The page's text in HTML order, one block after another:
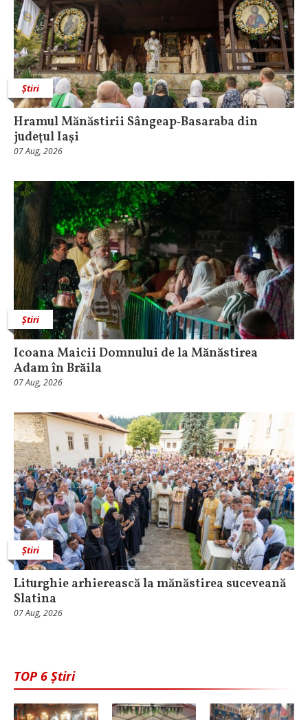
Știri
Hramul Mănăstirii Sângeap‑Basaraba din
judeţul Iaşi
07 Aug, 2026
Știri
Icoana Maicii Domnului de la Mănăstirea
Adam în Brăila
07 Aug, 2026
Știri
Liturghie arhierească la mănăstirea suceveană
Slatina
07 Aug, 2026
TOP 6 Știri